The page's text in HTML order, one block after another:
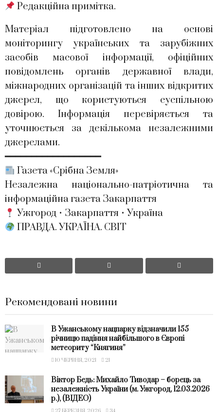
Редакційна примітка.
Матеріал підготовлено на основі
моніторингу українських та зарубіжних
засобів масової інформації, офіційних
повідомлень органів державної влади,
міжнародних організацій та інших відкритих
джерел, що користуються суспільною
довірою. Інформація перевіряється та
уточнюється за декількома незалежними
джерелами.
━━━━━━━━━━━━━━━━━━
Газета «Срібна Земля»
Незалежна національно-патріотична та
інформаційна газета Закарпаття
Ужгород • Закарпаття • Україна
ПРАВДА. УКРАЇНА. СВІТ
Рекомендовані новини
В Ужанському нацпарку відзначили 155
річницю падіння найбільшого в Європі
метеориту “Княгиня”
10 ЧЕРВНЯ, 2021 21
Віктор Бедь: Михайло Тиводар – борець за
незалежність України (м. Ужгород, 12.03.2026
р.), (ВІДЕО)